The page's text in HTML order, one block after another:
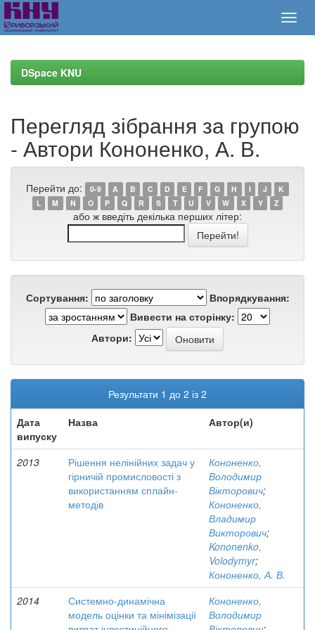
navigationDSpace KNU
Перегляд зібрання за групою
- Автори Кононенко, А. В.
Перейти до: 0-9 A B C D E F G H I J
K
L
M N O P Q R S T U V W X Y Z
або ж введіть декілька перших літер:
Сортування:
Впорядкування:
Вивести на сторінку:
Автори:
Результати 1 до 2 із 2
Дата
випуску
Назва Автор(и)
2013
Рішення нелінійних задач у
гірничій промисловості з
використанням сплайн-
методів
Кононенко,
Володимир
Вікторович;
Кононенко,
Владимир
Викторович;
Kononenko,
Volodymyr;
Кононенко, А. В.
2014
Системно-динамічна
модель оцінки та мінімізації
Кононенко,
Володимир